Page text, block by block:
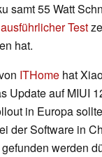
samt 55 Watt
ausführlicher Test
hat.
ITHome hat
Update auf MIUI
in Europa sollte
der Software in
werden